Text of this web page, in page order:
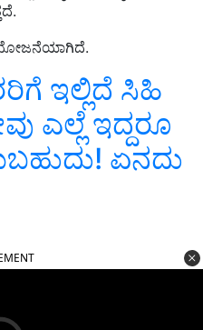
ಯೋಜನೆಯಾಗಿದೆ.
ಇಲ್ಲಿದೆ ಸಿಹಿ
ಎಲ್ಲೆ ಇದ್ದರೂ
ಏನದು